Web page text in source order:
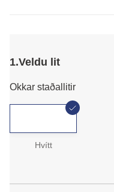
1.Veldu lit
Okkar staðallitir
Hvítt